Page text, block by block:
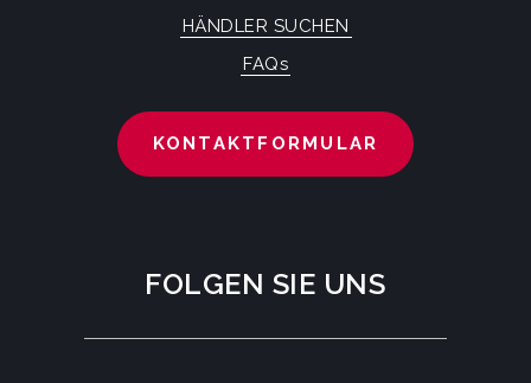
HÄNDLER SUCHEN
FAQs
KONTAKTFORMULAR
FOLGEN SIE UNS